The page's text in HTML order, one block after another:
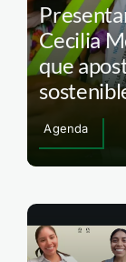
Cecilia
que
Agenda